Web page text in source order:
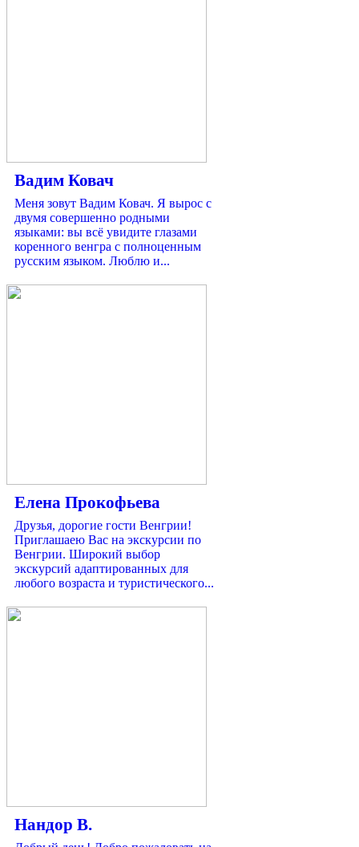
Вадим Ковач
Меня зовут Вадим Ковач. Я вырос с
двумя совершенно родными
языками: вы всё увидите глазами
коренного венгра с полноценным
русским языком. Люблю и...
Елена Прокофьева
Друзья, дорогие гости Венгрии!
Приглашаею Вас на экскурсии по
Венгрии. Широкий выбор
экскурсий адаптированных для
любого возраста и туристического...
Нандор В.